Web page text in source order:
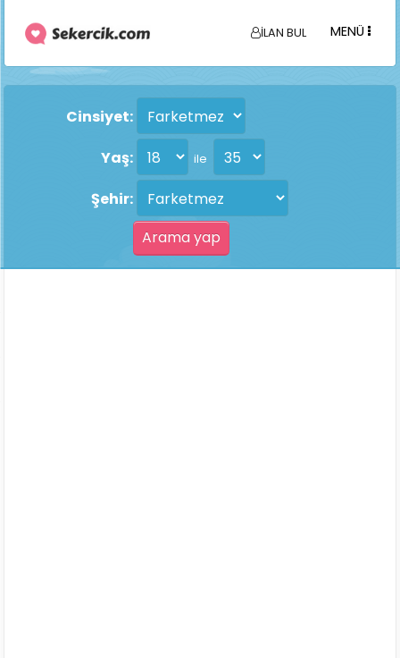
İLAN BUL MENÜ
Cinsiyet:
Yaş:
ile
Şehir: